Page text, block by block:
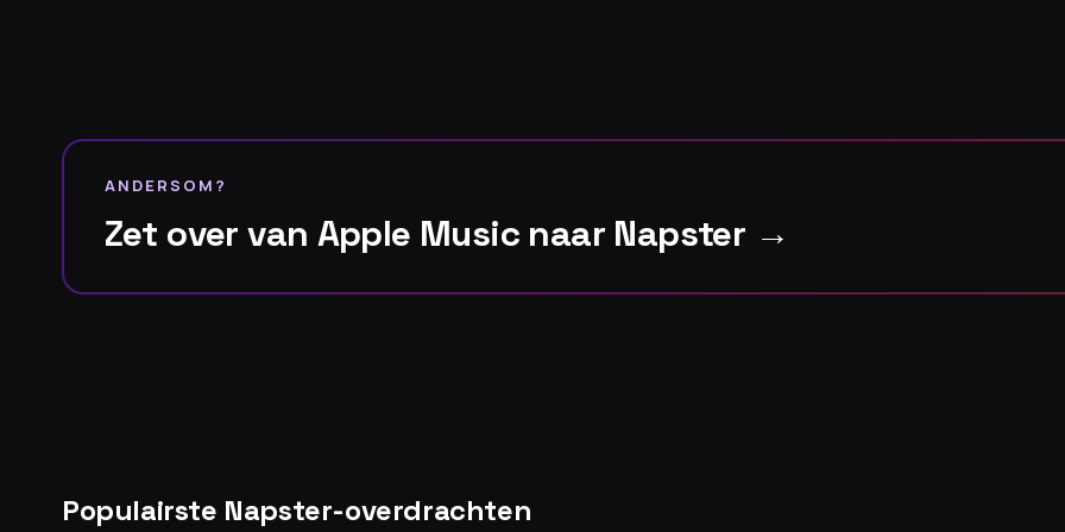
ANDERSOM?
Zet over van Apple Music naar Napster →
Populairste Napster-overdrachten